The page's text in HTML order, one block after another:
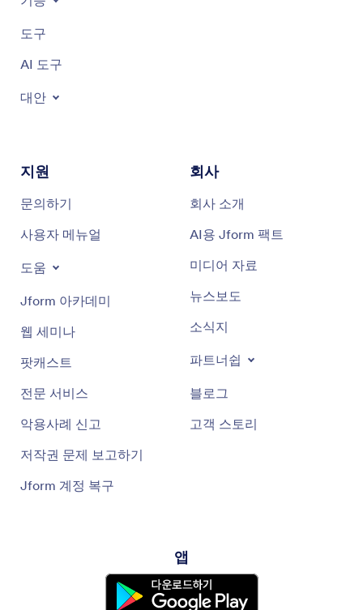
도구
AI 도구
대안
지원
문의하기
사용자 메뉴얼
도움
Jform 아카데미
웹 세미나
팟캐스트
전문 서비스
악용사례 신고
저작권 문제 보고하기
Jform 계정 복구
회사
회사 소개
AI용 Jform 팩트
미디어 자료
뉴스보도
소식지
파트너쉽
블로그
고객 스토리
앱